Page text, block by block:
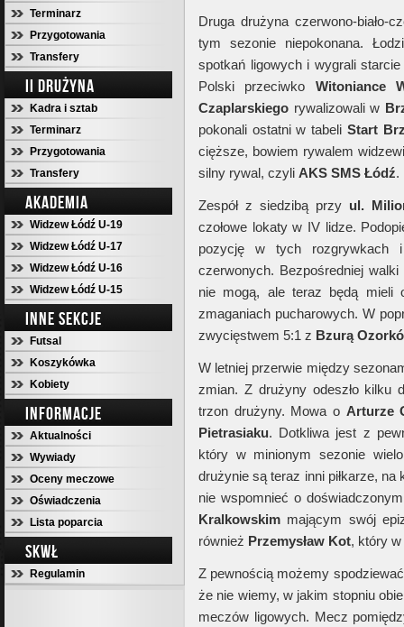
Terminarz
Przygotowania
Transfery
II DRUŻYNA
Kadra i sztab
Terminarz
Przygotowania
Transfery
AKADEMIA
Widzew Łódź U-19
Widzew Łódź U-17
Widzew Łódź U-16
Widzew Łódź U-15
INNE SEKCJE
Futsal
Koszykówka
Kobiety
INFORMACJE
Aktualności
Wywiady
Oceny meczowe
Oświadczenia
Lista poparcia
SKWŁ
Regulamin
Druga drużyna czerwono-biało-
tym sezonie niepokonana.
spotkań ligowych i wygrali
Polski przeciwko Witoniance
Czaplarskiego rywalizowali w
pokonali ostatni w tabeli Start
cięższe, bowiem rywalem
silny rywal, czyli AKS SMS Łódź.
Zespół z siedzibą przy ul.
czołowe lokaty w IV lidze.
pozycję w tych rozgrywkach
czerwonych. Bezpośredniej
nie mogą, ale teraz będą
zmaganiach pucharowych. W
zwycięstwem 5:1 z Bzurą
W letniej przerwie między
zmian. Z drużyny odeszło kilku
trzon drużyny. Mowa o Arturze
Pietrasiaku. Dotkliwa jest z
który w minionym sezonie
drużynie są teraz inni piłkarze, na
nie wspomnieć o
Kralkowskim mającym swój
również Przemysław Kot, który
Z pewnością możemy
że nie wiemy, w jakim stopniu
meczów ligowych. Mecz